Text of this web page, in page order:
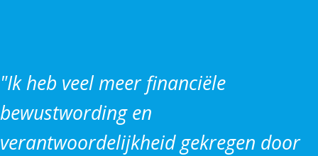
"Ik heb veel meer financiële
bewustwording en
verantwoordelijkheid gekregen door